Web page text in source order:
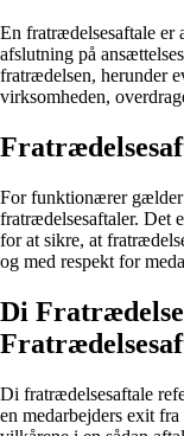
En fratrædelsesaftale er
afslutning på
fratrædelsen, herunder
virksomheden,
For funktionærer
fratrædelsesaftaler. Det
for at sikre, at
og med respekt for
Di
Di fratrædelsesaftale
en medarbejders exit